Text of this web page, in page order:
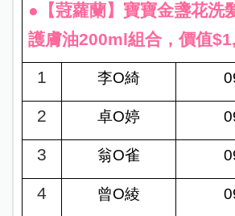
●【蒄蘿蘭】寶寶金盞花洗
護膚油200ml組合，價值
1
李O綺
2 卓O婷
3 翁O雀
4 曾O綾